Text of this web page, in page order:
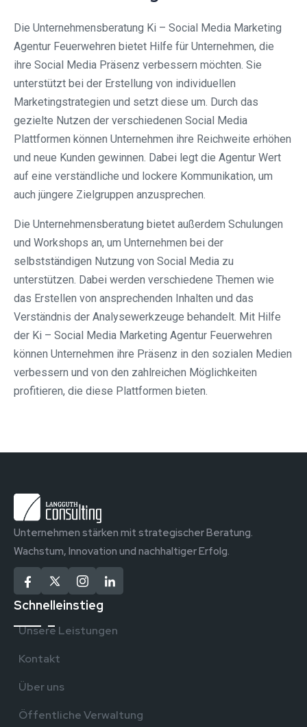
Die Unternehmensberatung Ki – Social Media Marketing
Agentur Feuerwehren bietet Hilfe für Unternehmen, die
ihre Social Media Präsenz verbessern möchten. Sie
unterstützt bei der Erstellung von individuellen
Marketingstrategien und setzt diese um. Durch das
gezielte Nutzen der verschiedenen Social Media
Plattformen können Unternehmen ihre Reichweite erhöhen
und neue Kunden gewinnen. Dabei legt die Agentur Wert
auf eine verständliche und lockere Kommunikation, um
auch jüngere Zielgruppen anzusprechen.
Die Unternehmensberatung bietet außerdem Schulungen
und Workshops an, um Unternehmen bei der
selbstständigen Nutzung von Social Media zu
unterstützen. Dabei werden verschiedene Themen wie
das Erstellen von ansprechenden Inhalten und das
Verständnis der Analysewerkzeuge behandelt. Mit Hilfe
der Ki – Social Media Marketing Agentur Feuerwehren
können Unternehmen ihre Präsenz in den sozialen Medien
verbessern und von den zahlreichen Möglichkeiten
profitieren, die diese Plattformen bieten.
Unternehmen stärken mit strategischer Beratung.
Wachstum, Innovation und nachhaltiger Erfolg.
Schnelleinstieg
Unsere Leistungen
Kontakt
Über uns
Öffentliche Verwaltung